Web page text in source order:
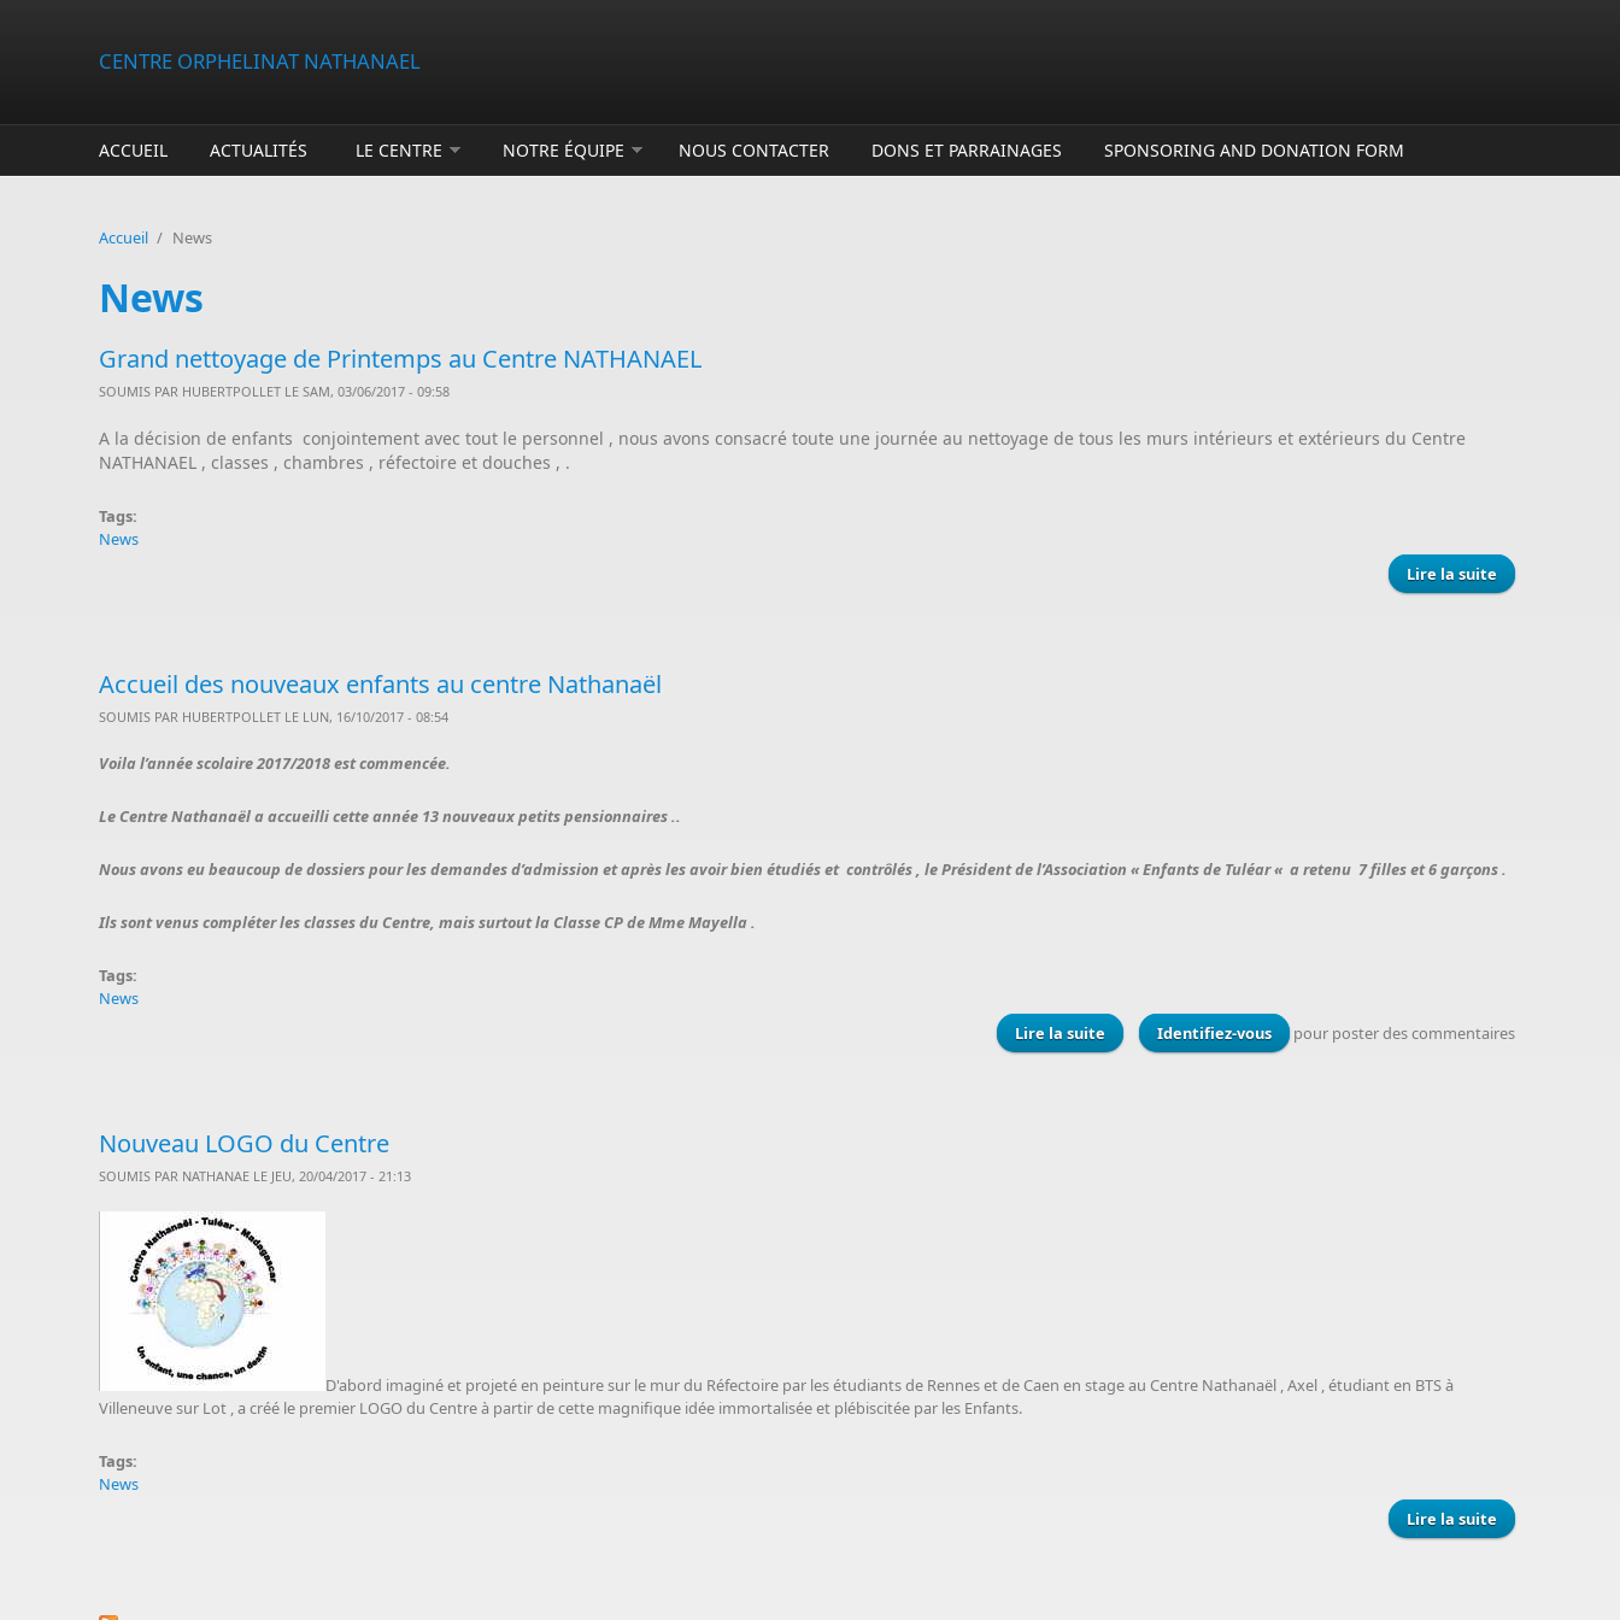
CENTRE ORPHELINAT NATHANAEL
ACCUEIL ACTUALITÉS LE CENTRE NOTRE ÉQUIPE NOUS CONTACTER DONS ET PARRAINAGES SPONSORING AND DONATION FORM
Accueil / News
News
Grand nettoyage de Printemps au Centre NATHANAEL
SOUMIS PAR HUBERTPOLLET LE SAM, 03/06/2017 - 09:58
A la décision de enfants conjointement avec tout le personnel , nous avons consacré toute une journée au nettoyage de tous les murs intérieurs et extérieurs du Centre
NATHANAEL , classes , chambres , réfectoire et douches , .
Tags:
News
Lire la suite
Accueil des nouveaux enfants au centre Nathanaël
SOUMIS PAR HUBERTPOLLET LE LUN, 16/10/2017 - 08:54
Voila l’année scolaire 2017/2018 est commencée.
Le Centre Nathanaël a accueilli cette année 13 nouveaux petits pensionnaires ..
Nous avons eu beaucoup de dossiers pour les demandes d’admission et après les avoir bien étudiés et contrôlés , le Président de l’Association « Enfants de Tuléar « a retenu 7 filles et 6 garçons .
Ils sont venus compléter les classes du Centre, mais surtout la Classe CP de Mme Mayella .
Tags:
News
Lire la suite de Accueil des nouveaux enfants au centre Nathanaël
Identifiez-vous pour poster des commentaires
Nouveau LOGO du Centre
SOUMIS PAR NATHANAE LE JEU, 20/04/2017 - 21:13
D'abord imaginé et projeté en peinture sur le mur du Réfectoire par les étudiants de Rennes et de Caen en stage au Centre Nathanaël , Axel , étudiant en BTS à
Villeneuve sur Lot , a créé le premier LOGO du Centre à partir de cette magnifique idée immortalisée et plébiscitée par les Enfants.
Tags:
News
Lire la suite
LOGO du Centre